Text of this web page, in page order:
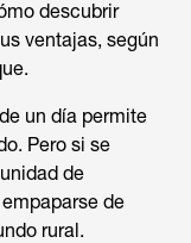
descubrir
ventajas, según
un día permite
Pero si se
de
de
rural.